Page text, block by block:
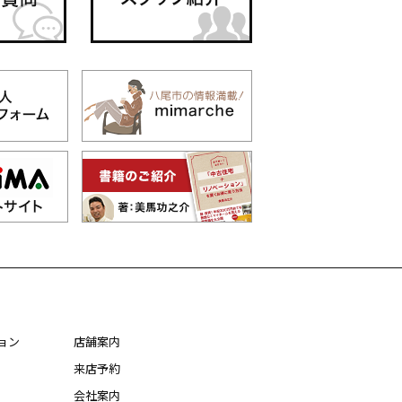
ン
店舗案内
来店予約
会社案内